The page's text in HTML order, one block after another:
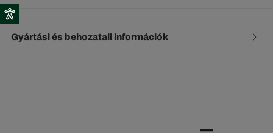
Gyártási és behozatali információk